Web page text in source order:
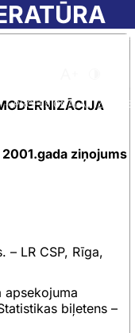
➝ PROFESIONĀLĀS
ziņojums
– LR CSP, Rīga,
apsekojuma
biļetens –